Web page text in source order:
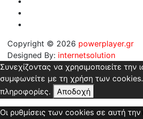
Copyright © 2026 powerplayer.gr
Designed By: internetsolution
Συνεχίζοντας να χρησιμοποιείτε την
συμφωνείτε με τη χρήση των cookies.
πληροφορίες.
Αποδοχή
Οι ρυθμίσεις των cookies σε αυτή την